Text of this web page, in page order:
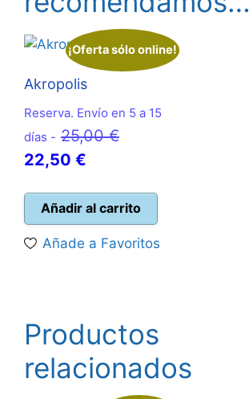
¡Oferta sólo online!
Akropolis
Reserva. Envío en 5 a 15
días - 25,00€El
era:
22,50 €
actual
Añadir al carrito
Añade a Favoritos
Productos
relacionados